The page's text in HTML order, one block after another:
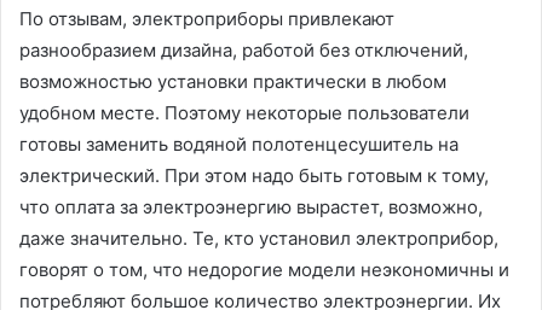
По отзывам, электроприборы привлекают
разнообразием дизайна, работой без отключений,
возможностью установки практически в любом
удобном месте. Поэтому некоторые пользователи
готовы заменить водяной полотенцесушитель на
электрический. При этом надо быть готовым к тому,
что оплата за электроэнергию вырастет, возможно,
даже значительно. Те, кто установил электроприбор,
говорят о том, что недорогие модели неэкономичны и
потребляют большое количество электроэнергии. Их